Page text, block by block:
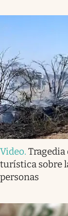
Video. Tragedia
turística sobre
personas